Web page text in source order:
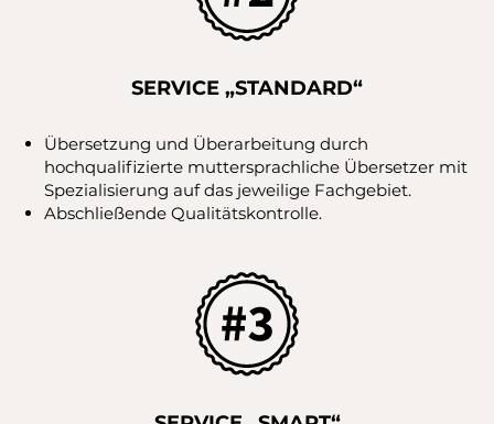
SERVICE „STANDARD“
Übersetzung und Überarbeitung durch
hochqualifizierte muttersprachliche Übersetzer mit
Spezialisierung auf das jeweilige Fachgebiet.
Abschließende Qualitätskontrolle.